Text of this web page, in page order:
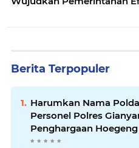
Berita Terpopuler
Harumkan Nama
Personel Polres
Penghargaan
2026